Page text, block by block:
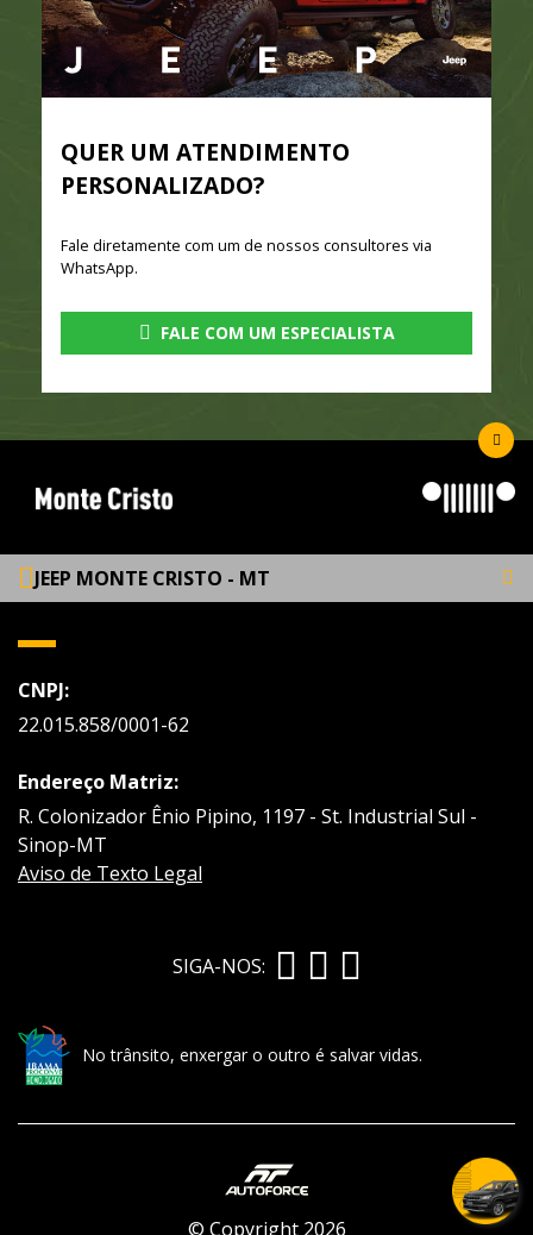
QUER UM ATENDIMENTO
PERSONALIZADO?
Fale diretamente com um de nossos consultores via
WhatsApp.
FALE COM UM ESPECIALISTA
JEEP MONTE CRISTO - MT
CNPJ:
22.015.858/0001-62
Endereço Matriz:
R. Colonizador Ênio Pipino, 1197 - St. Industrial Sul -
Sinop-MT
Aviso de Texto Legal
SIGA-NOS:
No trânsito, enxergar o outro é salvar vidas.
© Copyright 2026